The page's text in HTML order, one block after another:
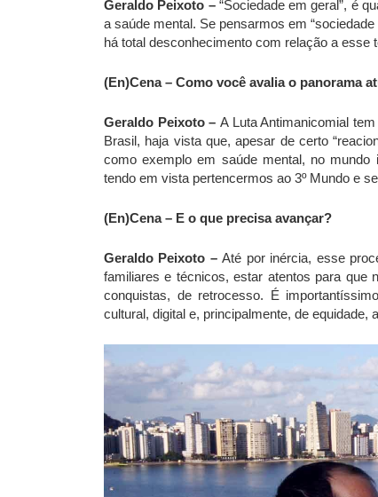
Geraldo Peixoto –“Sociedade em geral”, é
a saúde mental. Se pensarmos em
há total desconhecimento com relação a esse
(En)Cena – Como você avalia o panorama
Geraldo Peixoto – A Luta Antimanicomial
Brasil, haja vista que, apesar de certo
como exemplo em saúde mental, no mundo
tendo em vista pertencermos ao 3º Mundo e
(En)Cena – E o que precisa avançar?
Geraldo Peixoto –Até por inércia, esse
familiares e técnicos, estar atentos para que
conquistas, de retrocesso. É
cultural, digital e, principalmente, de